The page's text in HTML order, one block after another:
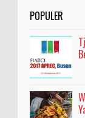
POPULER